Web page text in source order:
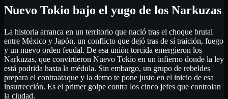
Nuevo Tokio bajo el yugo de los Narkuzas
La historia arranca en un territorio que nació tras el choque brutal
entre México y Japón, un conflicto que dejó tras de sí traición, fuego
y un nuevo orden feudal. De esa unión torcida emergieron los
Narkuzas, que convirtieron Nuevo Tokio en un infierno donde la ley
está podrida hasta la médula. Sin embargo, un grupo de rebeldes
prepara el contraataque y la demo te pone justo en el inicio de esa
insurrección. Es el primer golpe contra los cinco jefes que controlan
la ciudad.